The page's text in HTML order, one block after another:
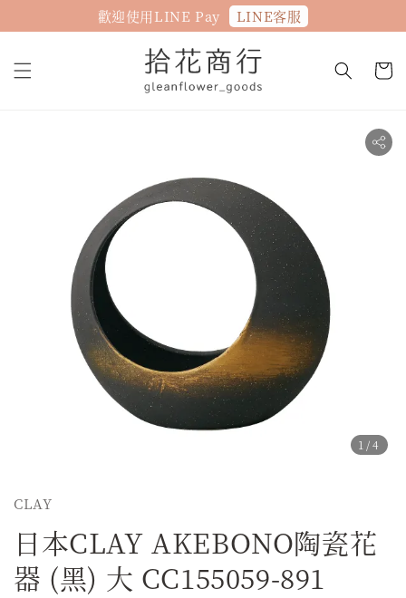
歡迎使用LINE Pay LINE客服
1 /4
CLAY
日本CLAY AKEBONO陶瓷花
器 (黑) 大 CC155059-891